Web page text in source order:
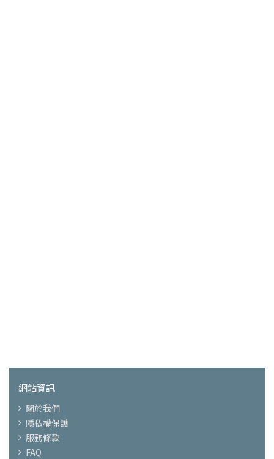
網站資訊
關於我們
隱私權保護
服務條款
FAQ